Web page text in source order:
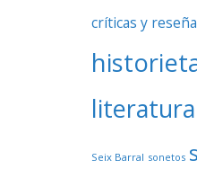
críticas y
literatura
Seix Barral sonetos